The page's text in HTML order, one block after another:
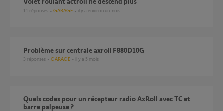
11 réponses GARAGE il y a environ un mois
Problème sur centrale axroll F880D10G
3 réponses GARAGE il y a 5 mois
Quels codes pour un récepteur radio AxRoll avec TC et
barre palpeuse ?